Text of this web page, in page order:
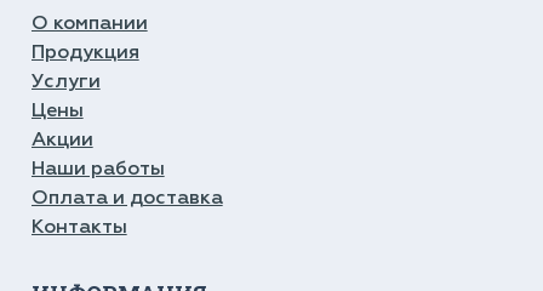
О компании
Продукция
Услуги
Цены
Акции
Наши работы
Оплата и доставка
Контакты